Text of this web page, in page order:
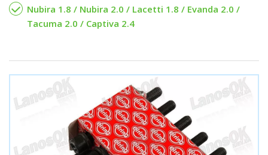
Nubira 1.8 / Nubira 2.0 / Lacetti 1.8 / Evanda 2.0 /
Tacuma 2.0 / Captiva 2.4